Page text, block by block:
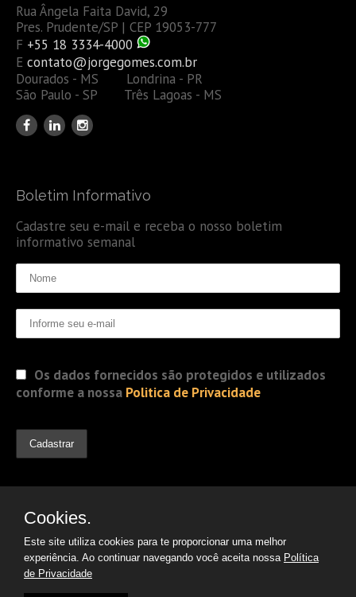
Rua Ângela Faita David, 29
Pres. Prudente/SP | CEP 19053-777
F +55 18 3334-4000
E contato@jorgegomes.com.br
Dourados - MS Londrina - PR
São Paulo - SP Três Lagoas - MS
Boletim Informativo
Cadastre seu e-mail e receba o nosso boletim
informativo semanal
Os dados fornecidos são protegidos e utilizados
conforme a nossa Politica de Privacidade
© 2019 Jorge Gomes
Cookies.
Este site utiliza cookies para te proporcionar uma melhor
experiência. Ao continuar navegando você aceita nossa Política
de Privacidade